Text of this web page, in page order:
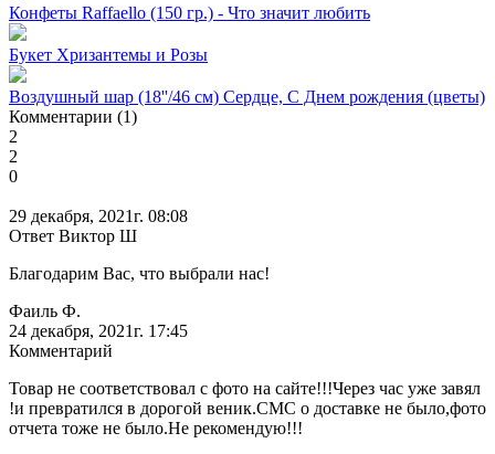
Конфеты Raffaello (150 гр.) - Что значит любить
Букет Хризантемы и Розы
Воздушный шар (18''/46 см) Сердце, С Днем рождения (цветы)
Комментарии (1)
2
2
0
29 декабря, 2021г. 08:08
Ответ Виктор Ш
Благодарим Вас, что выбрали нас!
Фаиль Ф.
24 декабря, 2021г. 17:45
Комментарий
Товар не соответствовал с фото на сайте!!!Через час уже завял
!и превратился в дорогой веник.СМС о доставке не было,фото
отчета тоже не было.Не рекомендую!!!